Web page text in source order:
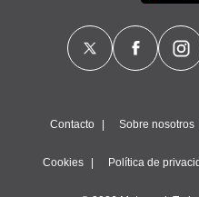
Contacto Sobre nosotros
Cookies Política de